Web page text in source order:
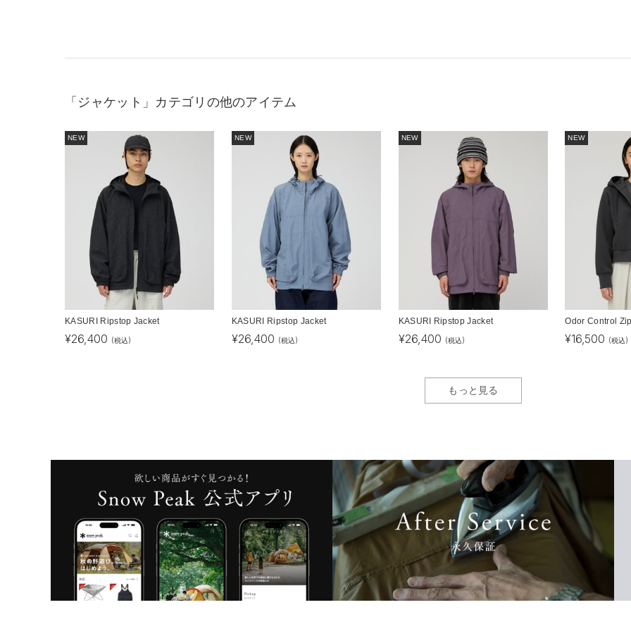
「ジャケット」カテゴリの他のアイテム
NEW
KASURI Ripstop Jacket
¥26,400 (税込)
NEW
KASURI Ripstop Jacket
¥26,400 (税込)
NEW
KASURI Ripstop Jacket
¥26,400 (税込)
NEW
Odor Control
¥16,500 (税込)
もっと見る